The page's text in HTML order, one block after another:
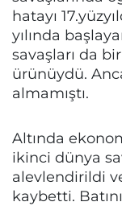
hatayı
yılında
savaşları da
ürünüydü.
almamıştı.
Altında
ikinci dünya
alevlendirildi
kaybetti.